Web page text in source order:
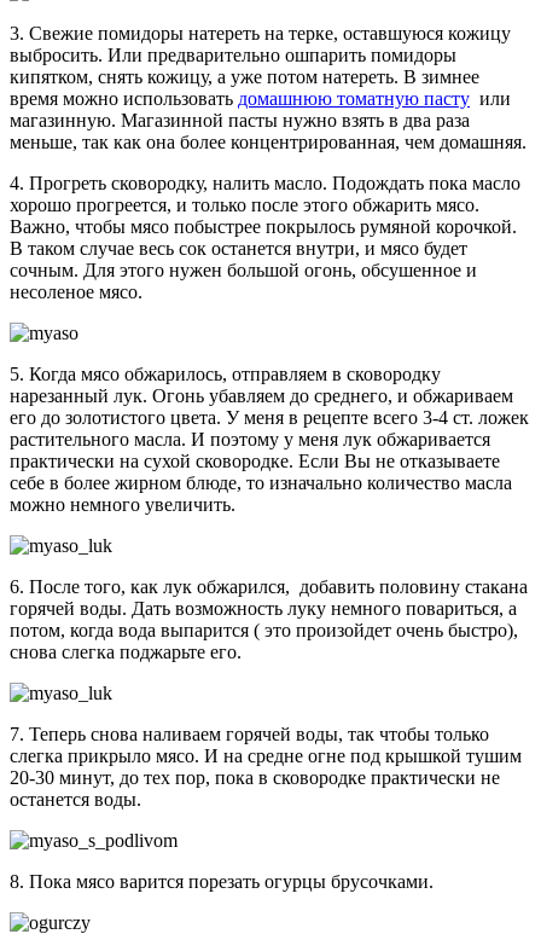
3. Свежие помидоры натереть на терке, оставшуюся кожицу
выбросить. Или предварительно ошпарить помидоры
кипятком, снять кожицу, а уже потом натереть. В зимнее
время можно использовать домашнюю томатную пасту или
магазинную. Магазинной пасты нужно взять в два раза
меньше, так как она более концентрированная, чем домашняя.
4. Прогреть сковородку, налить масло. Подождать пока масло
хорошо прогреется, и только после этого обжарить мясо.
Важно, чтобы мясо побыстрее покрылось румяной корочкой.
В таком случае весь сок останется внутри, и мясо будет
сочным. Для этого нужен большой огонь, обсушенное и
несоленое мясо.
5. Когда мясо обжарилось, отправляем в сковородку
нарезанный лук. Огонь убавляем до среднего, и обжариваем
его до золотистого цвета. У меня в рецепте всего 3-4 ст. ложек
растительного масла. И поэтому у меня лук обжаривается
практически на сухой сковородке. Если Вы не отказываете
себе в более жирном блюде, то изначально количество масла
можно немного увеличить.
6. После того, как лук обжарился, добавить половину стакана
горячей воды. Дать возможность луку немного повариться, а
потом, когда вода выпарится ( это произойдет очень быстро),
снова слегка поджарьте его.
7. Теперь снова наливаем горячей воды, так чтобы только
слегка прикрыло мясо. И на средне огне под крышкой тушим
20-30 минут, до тех пор, пока в сковородке практически не
останется воды.
8. Пока мясо варится порезать огурцы брусочками.